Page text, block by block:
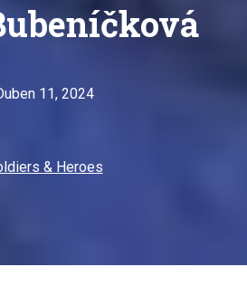
11, 2024
& Heroes